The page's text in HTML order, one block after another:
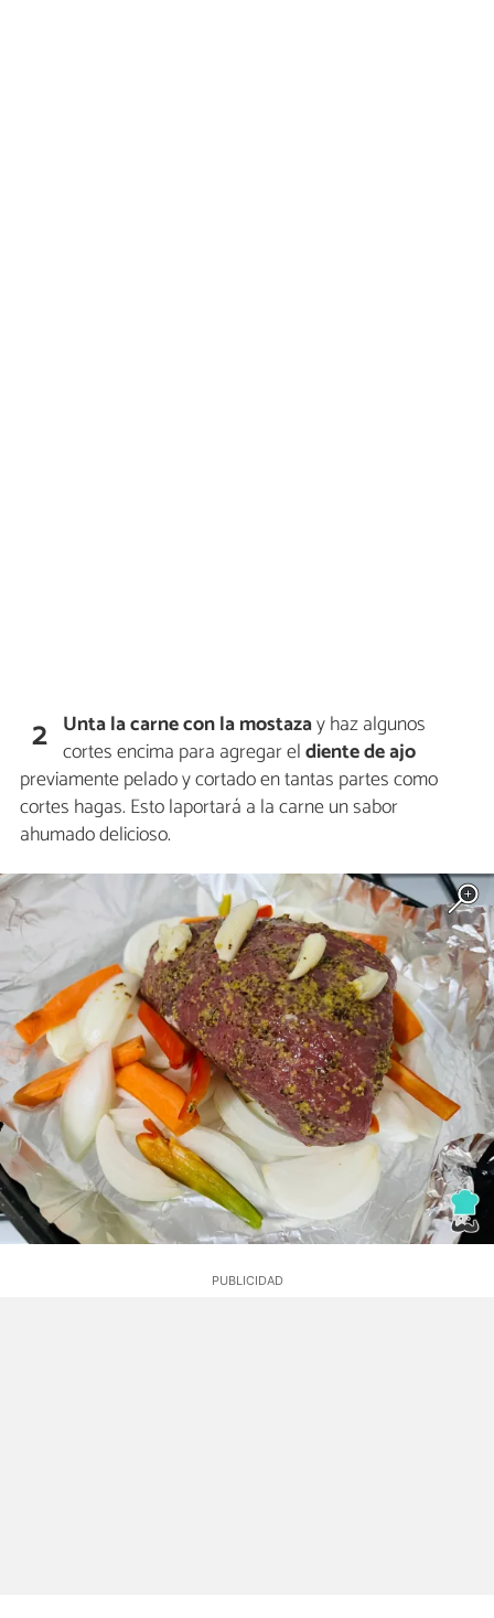
2 Unta la carne con la mostazay haz algunos
cortes encima para agregar eldiente de ajo
previamente pelado y cortado en tantas partes como
cortes hagas. Esto laportará a la carne un sabor
ahumado delicioso.